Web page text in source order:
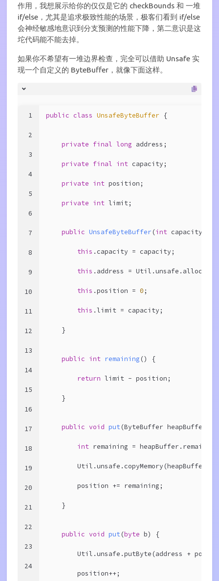
作用，我想展示给你的仅仅是它的 checkBounds 和 一堆
if/else，尤其是追求极致性能的场景，极客们看到 if/else
会神经敏感地意识到分支预测的性能下降，第二意识是这
坨代码能不能去掉。
如果你不希望有一堆边界检查，完全可以借助 Unsafe 实
现一个自定义的 ByteBuffer，就像下面这样。
1
2
3
4
5
6
7
8
9
10
11
12
13
14
15
16
17
18
19
20
21
22
23
24
public class UnsafeByteBuffer {
private final long address;
private final int capacity;
private int position;
private int limit;
public UnsafeByteBuffer (int capacity)
this .capacity = capacity;
this .address =
this .position = 0 ;
this .limit = capacity;
    }
public int remaining () {
return limit - position;
    }
public void put(ByteBuffer heapBuffer)
int remaining =
        position += remaining;
    }
public void put(byte b) {
Util.unsafe.putByte(address +
        position++;